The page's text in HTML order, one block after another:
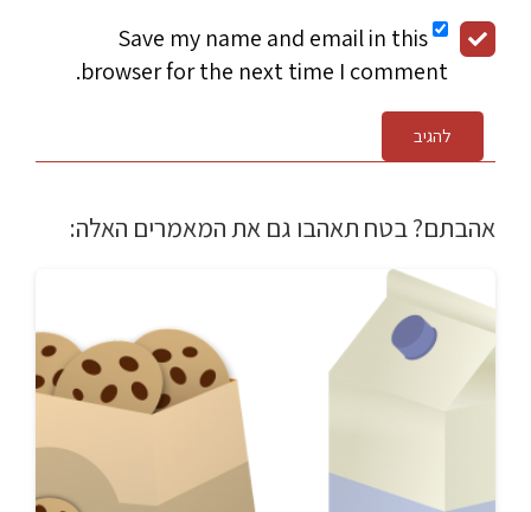
Save my name and email in this
browser for the next time I comment.
להגיב
אהבתם? בטח תאהבו גם את המאמרים האלה: